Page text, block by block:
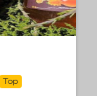
Top